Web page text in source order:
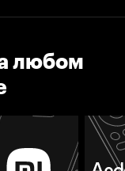
любом